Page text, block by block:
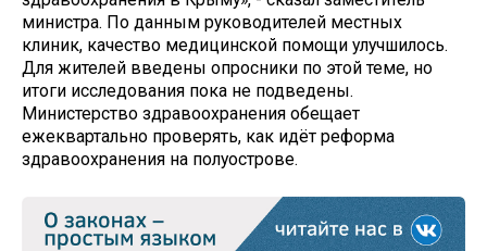
министра. По данным руководителей местных
клиник, качество медицинской помощи улучшилось.
Для жителей введены опросники по этой теме, но
итоги исследования пока не подведены.
Министерство здравоохранения обещает
ежеквартально проверять, как идёт реформа
здравоохранения на полуострове.